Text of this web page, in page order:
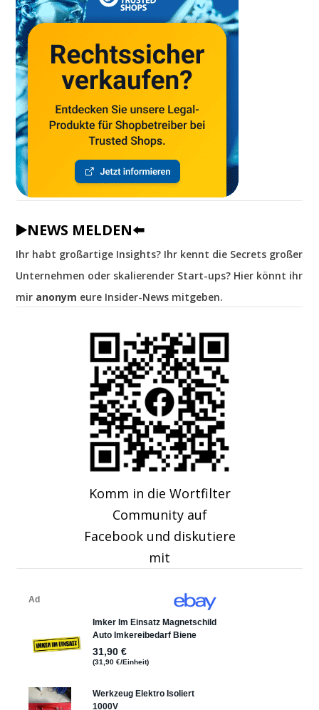
▶️NEWS MELDEN⬅️
Ihr habt großartige Insights? Ihr kennt die Secrets großer
Unternehmen oder skalierender Start-ups? Hier könnt ihr
mir anonym eure Insider-News mitgeben.
Komm in die Wortfilter
Community auf
Facebook und diskutiere
mit